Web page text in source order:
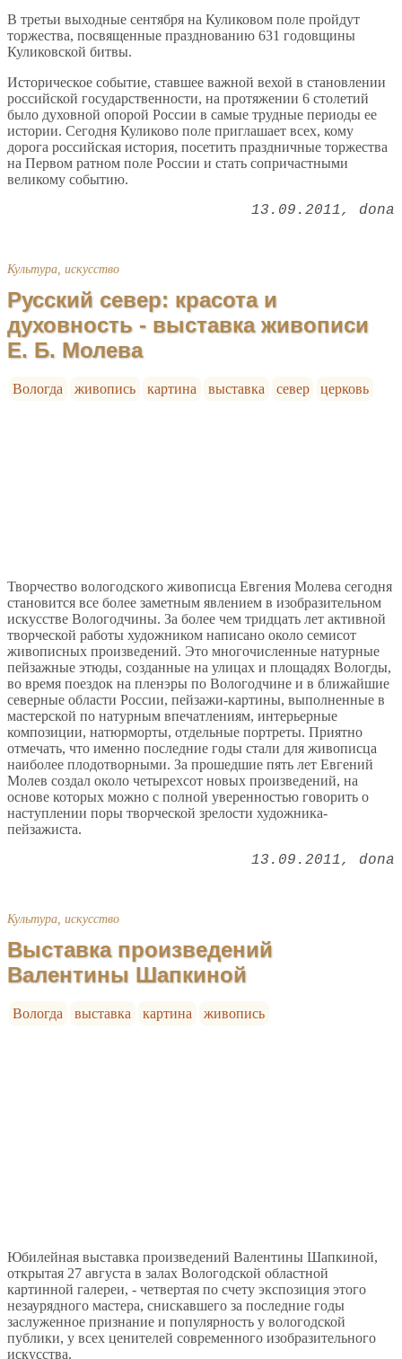
В третьи выходные сентября на Куликовом поле пройдут
торжества, посвященные празднованию 631 годовщины
Куликовской битвы.
Историческое событие, ставшее важной вехой в становлении
российской государственности, на протяжении 6 столетий
было духовной опорой России в самые трудные периоды ее
истории. Сегодня Куликово поле приглашает всех, кому
дорога российская история, посетить праздничные торжества
на Первом ратном поле России и стать сопричастными
великому событию.
13.09.2011 dona
Культура, искусство
Русский север: красота и
духовность - выставка живописи
Е. Б. Молева
Вологда живопись картина выставка север церковь
Творчество вологодского живописца Евгения Молева сегодня
становится все более заметным явлением в изобразительном
искусстве Вологодчины. За более чем тридцать лет активной
творческой работы художником написано около семисот
живописных произведений. Это многочисленные натурные
пейзажные этюды, созданные на улицах и площадях Вологды,
во время поездок на пленэры по Вологодчине и в ближайшие
северные области России, пейзажи-картины, выполненные в
мастерской по натурным впечатлениям, интерьерные
композиции, натюрморты, отдельные портреты. Приятно
отмечать, что именно последние годы стали для живописца
наиболее плодотворными. За прошедшие пять лет Евгений
Молев создал около четырехсот новых произведений, на
основе которых можно с полной уверенностью говорить о
наступлении поры творческой зрелости художника-
пейзажиста.
13.09.2011 dona
Культура, искусство
Выставка произведений
Валентины Шапкиной
Вологда выставка картина живопись
Юбилейная выставка произведений Валентины Шапкиной,
открытая 27 августа в залах Вологодской областной
картинной галереи, - четвертая по счету экспозиция этого
незаурядного мастера, снискавшего за последние годы
заслуженное признание и популярность у вологодской
публики, у всех ценителей современного изобразительного
искусства.